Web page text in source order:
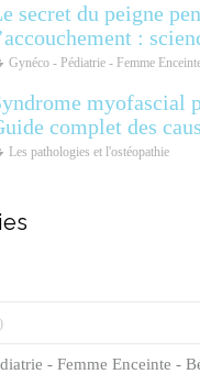
secret du peigne
:
Gynéco - Pédiatrie - Femme
myofascial
complet des
diagnostic
Les pathologies et l'ostéopathie
- Femme Enceinte -